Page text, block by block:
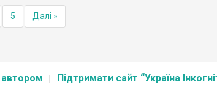
5 Далі »
Підтримати сайт “Україна